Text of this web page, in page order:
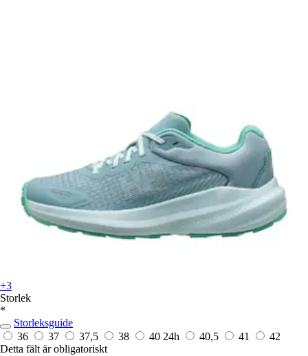
+3
Storlek
*
Storleksguide
36
37 37,5 38 40 24h 40,5 41
42
Detta fält är obligatoriskt